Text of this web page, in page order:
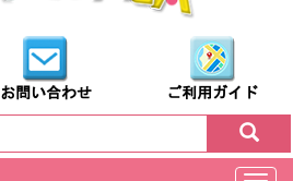
お問い合わせ ご利用ガイド